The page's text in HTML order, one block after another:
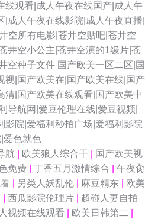
线观看|成人午夜在线国产|成人午
成人午夜在线影院|成人午夜直播|
空所有电影|苍井空贴吧|苍井空
井空小公主|苍井空演的1级片|苍
空种子文件 国产欧美一区二区|国
视|国产欧美在|国产欧美在线|国产
清|国产欧美在线观看|国产欧美中
导航网|爱豆伦理在线|爱豆视频|
影院|爱福利秒拍广场|爱福利影院
爱色就色
航 欧美狼人综合干
国产欧美视
免费 丁香五月激情综合
午夜肏
另类人妖乱伦 麻豆精东
欧美
西瓜影院伦理片
超碰人妻自拍
视频在线观看 欧美日韩第二